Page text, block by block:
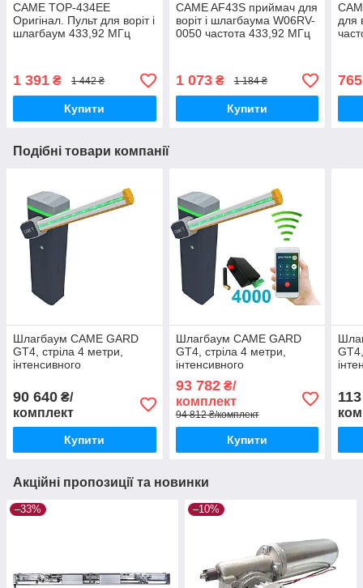
CAME TOP-434EE
Оригінал. Пульт для воріт і
шлагбаум 433,92 МГц
1 391 ₴ 1 442 ₴
Купити
CAME AF43S приймач для
воріт і шлагбаума W06RV-
0050 частота 433,92 МГц
1 073₴ 1 184 ₴
Купити
для
765
Подібні товари компанії
Шлагбаум CAME GARD
GT4, стріла 4 метри,
інтенсивного
90 640 ₴/
комплект
Купити
Шлагбаум CAME GARD
GT4, стріла 4 метри,
інтенсивного
93 782₴/
комплект
94 812 ₴/комплект
Купити
з
Акційні пропозиції та новинки
–33% –10%